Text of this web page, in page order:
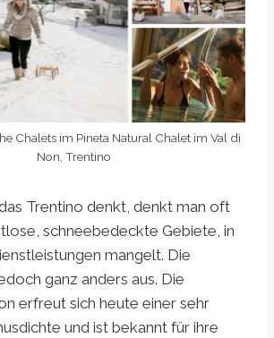
Chalets im Pineta Natural Chalet im Val di
Non, Trentino
Trentino denkt, denkt man oft
schneebedeckte Gebiete, in
mangelt. Die
ganz anders aus. Die
erfreut sich heute einer sehr
und ist bekannt für ihre